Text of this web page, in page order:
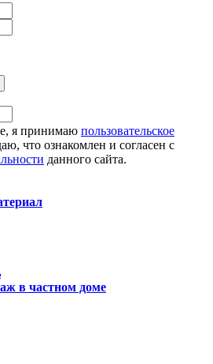
я принимаю пользовательское
что ознакомлен и согласен с
данного сайта.
в частном доме